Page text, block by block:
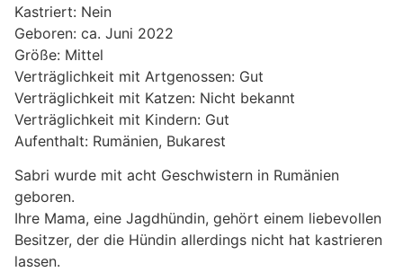
Kastriert: Nein
Geboren: ca. Juni 2022
Größe: Mittel
Verträglichkeit mit Artgenossen: Gut
Verträglichkeit mit Katzen: Nicht bekannt
Verträglichkeit mit Kindern: Gut
Aufenthalt: Rumänien, Bukarest
Sabri wurde mit acht Geschwistern in Rumänien
geboren.
Ihre Mama, eine Jagdhündin, gehört einem liebevollen
Besitzer, der die Hündin allerdings nicht hat kastrieren
lassen.